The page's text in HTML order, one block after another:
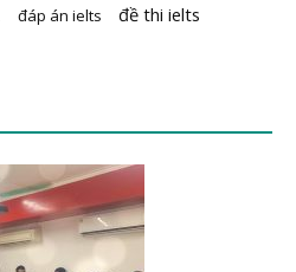
đáp án ielts đề thi ielts